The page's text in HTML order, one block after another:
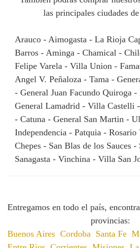
las principales ciudades de
Arauco - Aimogasta - La Rioja
Barros - Aminga - Chamical -
Felipe Varela - Villa Union -
Angel V. Peñaloza - Tama -
- General Juan Facundo Quiroga
General Lamadrid - Villa Castelli
- Catuna - General San Martin -
Independencia - Patquia - Rosario
Chepes - San Blas de los Sauces
Sanagasta - Vinchina - Villa San
Entregamos en todo el país,
provincias:
Buenos Aires Cordoba Santa Fe